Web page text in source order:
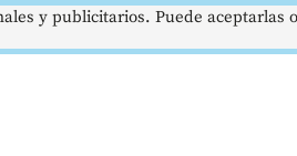
y publicitarios. Puede aceptarlas